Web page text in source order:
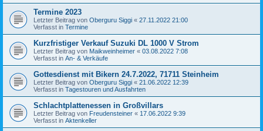
Termine 2023
Letzter Beitrag von Oberguru Siggi « 27.11.2022 21:00
Verfasst in Termine
Kurzfristiger Verkauf Suzuki DL 1000 V Strom
Letzter Beitrag von Maikweinheimer « 03.08.2022 7:08
Verfasst in An- & Verkäufe
Gottesdienst mit Bikern 24.7.2022, 71711 Steinheim
Letzter Beitrag von Oberguru Siggi « 21.06.2022 12:39
Verfasst in Tagestouren und Ausfahrten
Schlachtplattenessen in Großvillars
Letzter Beitrag von Freudensteiner « 17.06.2022 9:39
Verfasst in Aktenkeller